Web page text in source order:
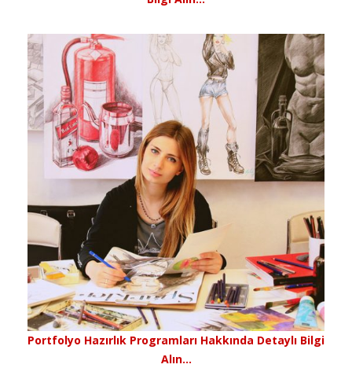
Portfolyo Hazırlık Programları Hakkında Detaylı Bilgi
Alın…